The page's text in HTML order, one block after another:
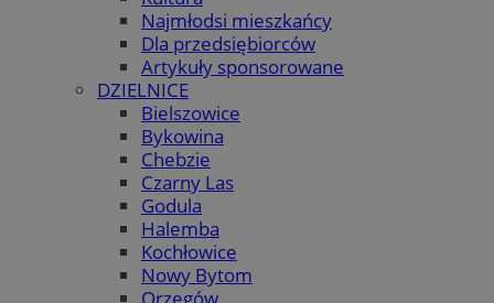
Najmłodsi mieszkańcy
Dla przedsiębiorców
Artykuły sponsorowane
DZIELNICE
Bielszowice
Bykowina
Chebzie
Czarny Las
Godula
Halemba
Kochłowice
Nowy Bytom